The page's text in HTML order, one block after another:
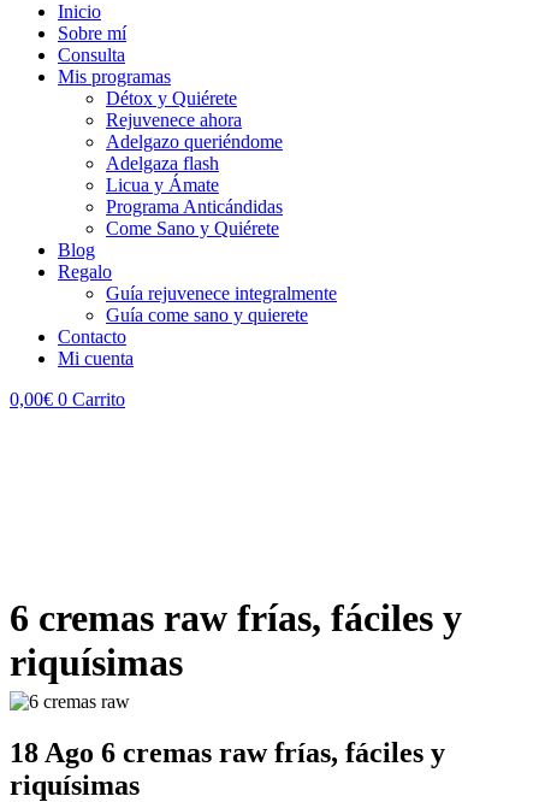
Inicio
Sobre mí
Consulta
Mis programas
Détox y Quiérete
Rejuvenece ahora
Adelgazo queriéndome
Adelgaza flash
Licua y Ámate
Programa Anticándidas
Come Sano y Quiérete
Blog
Regalo
Guía rejuvenece integralmente
Guía come sano y quierete
Contacto
Mi cuenta
0,00€ 0 Carrito
6 cremas raw frías, fáciles y
riquísimas
18 Ago 6 cremas raw frías, fáciles y
riquísimas